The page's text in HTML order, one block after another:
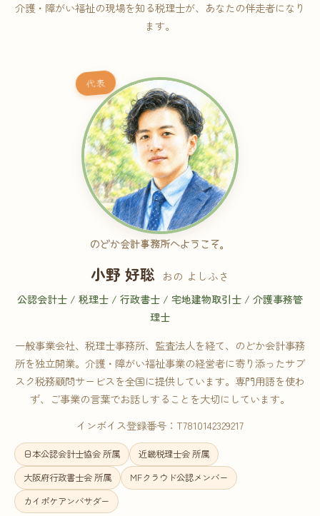
介護・障がい福祉の現場を知る税理士が、あなたの伴走者になり
ます。
代表
のどか会計事務所へようこそ。
小野 好聡 おの よしふさ
公認会計士 / 税理士 / 行政書士 / 宅地建物取引士 / 介護事務管
理士
一般事業会社、税理士事務所、監査法人を経て、のどか会計事務
所を独立開業。介護・障がい福祉事業の経営者に寄り添ったサブ
スク税務顧問サービスを全国に提供しています。専門用語を使わ
ず、ご事業の言葉でお話しすることを大切にしています。
インボイス登録番号：T7810142329217
日本公認会計士協会 所属
近畿税理士会 所属
大阪府行政書士会 所属
MFクラウド公認メンバー
カイポケアンバサダー